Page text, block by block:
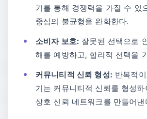
기를 통해 경쟁력을 가질 수 있
중심의 불균형을 완화한다.
소비자 보호: 잘못된 선택으로
해를 예방하고, 합리적 선택을
커뮤니티적 신뢰 형성: 반복적
기는 커뮤니티적 신뢰를 형성
상호 신뢰 네트워크를 만들어낸